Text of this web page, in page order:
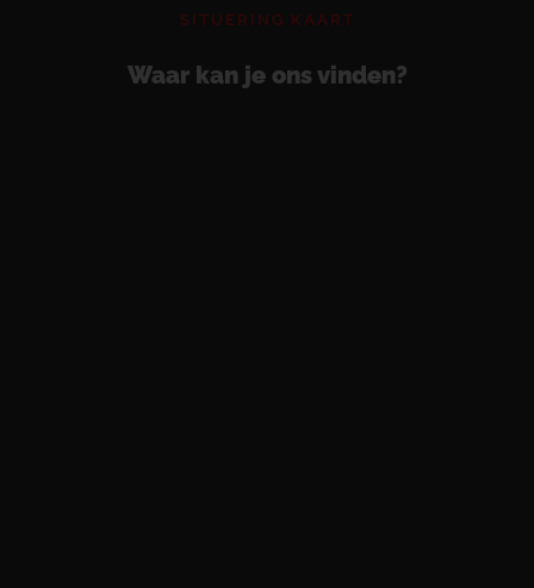
SITUERING KAART
Waar kan je ons vinden?